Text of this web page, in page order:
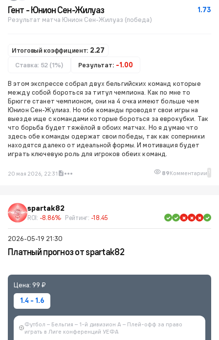
1.73
Гент - Юнион Сен-Жилуаз
Результат матча Юнион Сен-Жилуаз (победа)
Итоговый коэффициент: 2.27
Ставка: 52 (1%)
Результат: -1.00
В этом экспрессе собрал двух бельгийских команд которые
между собой бороться за титул чемпиона. Как по мне то
Брюгге станет чемпионом, они на 4 очка имеют больше чем
Юнион Сен-Жулиаз. Но обе команды проводят свои игры на
выезде ище с командами которые бороться за еврокубки. Так
что борьба будет тяжёлой в обоих матчах. Но я думаю что
здесь обе команды одержат свои победы, так как соперники
находятся далеко от идеальной формы. И мотивация будет
играть ключевую роль для игроков обеих команд.
20 мая 2026, 22:31 89Комментарии 1
spartak82
ROI: -8.86% Рейтинг: -18.45
2026-05-19 21:30
Платный прогноз от spartak82
Цена: 99 ₽
1.4 - 1.6
Футбол – Бельгия – 1-й дивизион A – Плей-офф за право
играть в Лиге конференций УЕФА